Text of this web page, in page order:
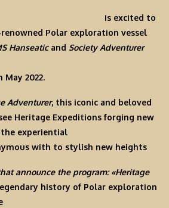
is excited to
Polar exploration vessel
Hanseaticand Society Adventurer
2022.
Adventurer, this iconic and beloved
Heritage Expeditions forging new
experiential
with to stylish new heights
announce the program:«Heritage
history of Polar exploration